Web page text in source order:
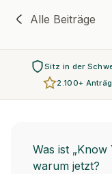
Alle Beiträge
Sitz in der
2.100+
Was ist
warum jetzt?